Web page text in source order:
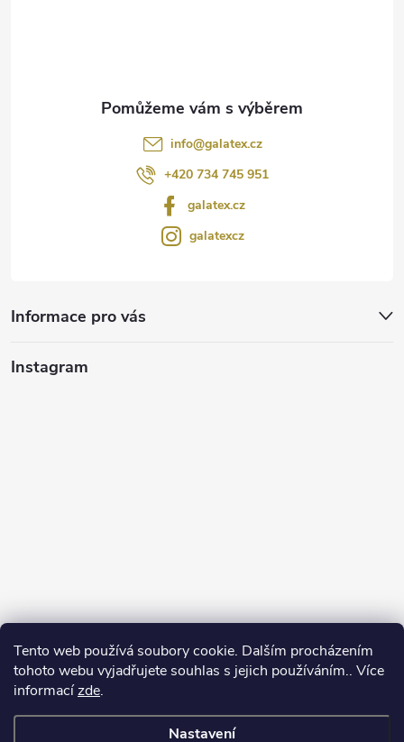
Tento web používá soubory cookie. Dalším procházením
tohoto webu vyjadřujete souhlas s jejich používáním.. Více
informacízde.
Nastavení
info@galatex.cz
+420 734 745 951
galatex.cz
galatexcz
Informace pro vás
Instagram
Sledovat na Instagramu